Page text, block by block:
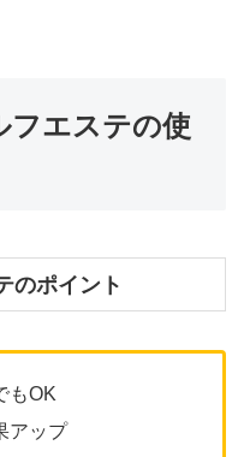
フエステの使
のポイント
もOK
アップ